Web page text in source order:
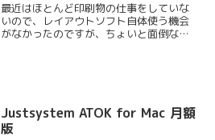
最近はほとんど印刷物の仕事をしていな
いので、レイアウトソフト自体使う機会
がなかったのですが、ちょいと面倒な仕
Justsystem ATOK for Mac 月額
版